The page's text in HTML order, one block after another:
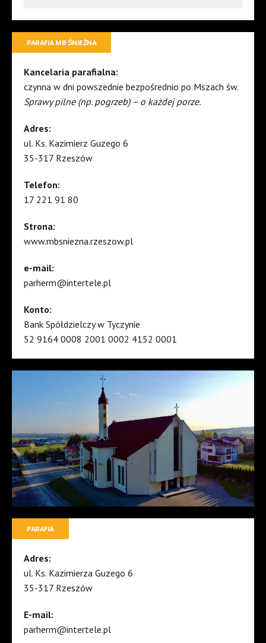
PARAFIA MB ŚNIEŻNA
Kancelaria parafialna:
czynna w dni powszednie bezpośrednio po Mszach św.
Sprawy pilne (np. pogrzeb) – o każdej porze.
Adres:
ul. Ks. Kazimierz Guzego 6
35-317 Rzeszów
Telefon:
17 221 91 80
Strona:
www.mbsniezna.rzeszow.pl
e-mail:
parherm@intertele.pl
Konto:
Bank Spółdzielczy w Tyczynie
52 9164 0008 2001 0002 4152 0001
PARAFIA
Adres:
ul. Ks. Kazimierza Guzego 6
35-317 Rzeszów
E-mail:
parherm@intertele.pl